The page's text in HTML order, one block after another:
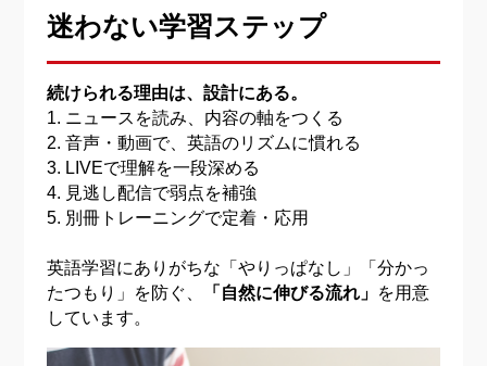
迷わない学習ステップ
続けられる理由は、設計にある。
1. ニュースを読み、内容の軸をつくる
2. 音声・動画で、英語のリズムに慣れる
3. LIVEで理解を一段深める
4. 見逃し配信で弱点を補強
5. 別冊トレーニングで定着・応用
英語学習にありがちな「やりっぱなし」「分かっ
たつもり」を防ぐ、
「自然に伸びる流れ」
を用意
しています。